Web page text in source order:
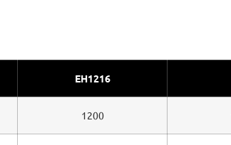
EH1216
1200